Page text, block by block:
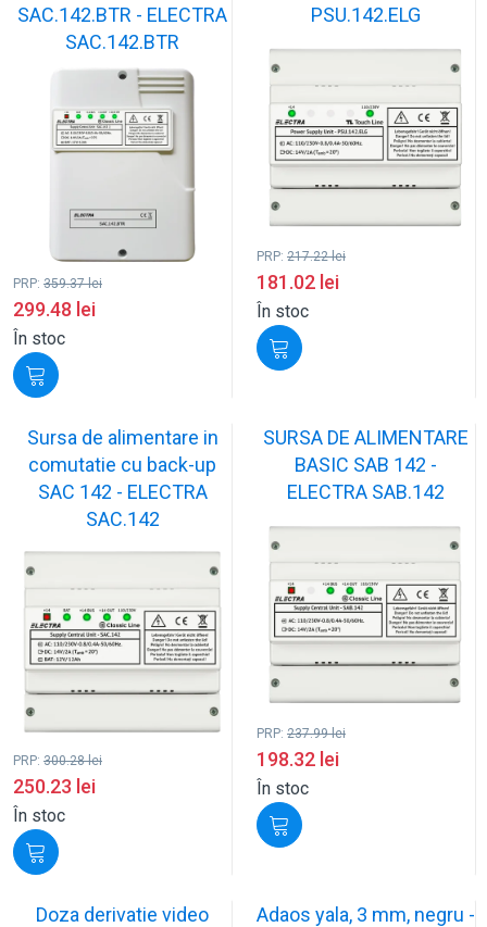
SAC.142.BTR - ELECTRA
SAC.142.BTR
PRP: 359.37lei
299.48 lei
În stoc
PSU.142.ELG
PRP: 217.22lei
181.02 lei
În stoc
Sursa de alimentare in
comutatie cu back-up
SAC 142 - ELECTRA
SAC.142
PRP: 300.28lei
250.23 lei
În stoc
SURSA DE ALIMENTARE
BASIC SAB 142 -
ELECTRA SAB.142
PRP: 237.99lei
198.32 lei
În stoc
Doza derivatie video
Adaos yala, 3 mm, negru -